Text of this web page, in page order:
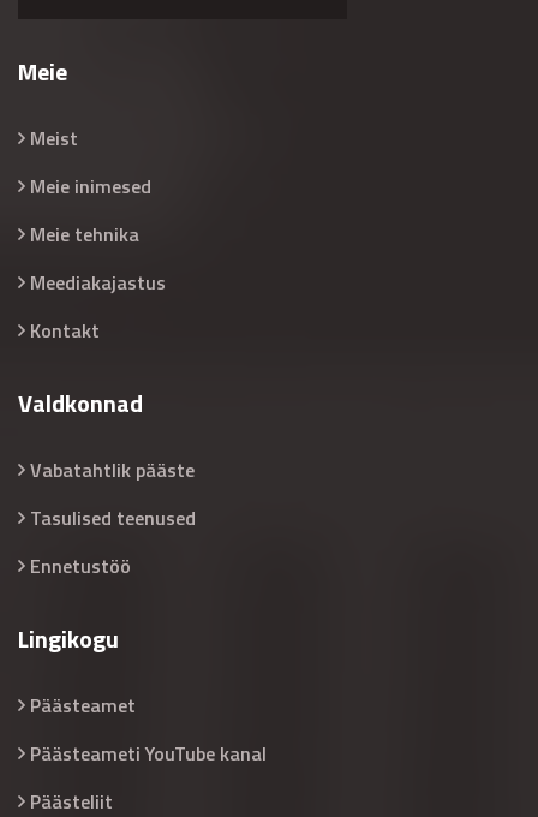
Meie
Meist
Meie inimesed
Meie tehnika
Meediakajastus
Kontakt
Valdkonnad
Vabatahtlik pääste
Tasulised teenused
Ennetustöö
Lingikogu
Päästeamet
Päästeameti YouTube kanal
Päästeliit